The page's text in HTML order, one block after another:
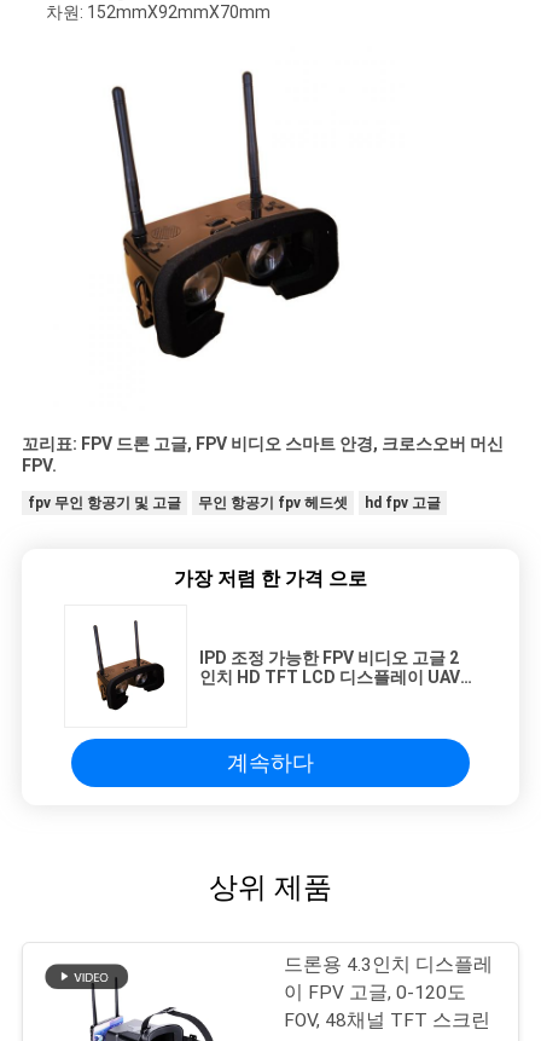
차원: 152mmX92mmX70mm
꼬리표: FPV 드론 고글, FPV 비디오 스마트 안경, 크로스오버 머신
FPV.
fpv 무인 항공기 및 고글 무인 항공기 fpv 헤드셋 hd fpv 고글
가장 저렴 한 가격 으로
IPD 조정 가능한 FPV 비디오 고글 2
인치 HD TFT LCD 디스플레이 UAV
계속하다
상위 제품
드론용 4.3인치 디스플레
이 FPV 고글, 0-120도
FOV, 48채널 TFT 스크린